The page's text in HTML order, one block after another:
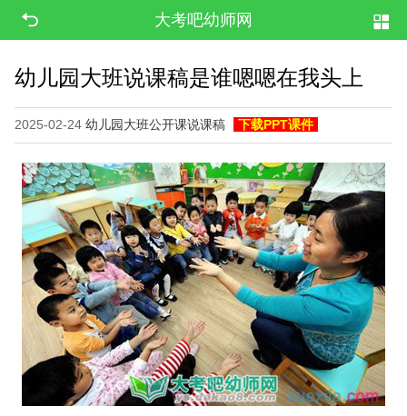
大考吧幼师网
幼儿园大班说课稿是谁嗯嗯在我头上
2025-02-24 幼儿园大班公开课说课稿 下载PPT课件